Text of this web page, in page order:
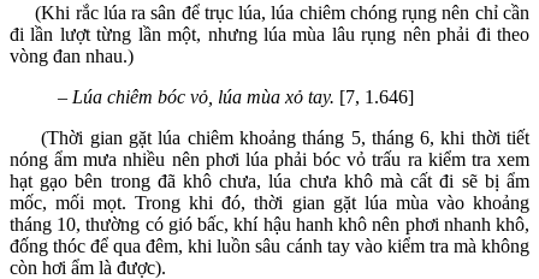
(Khi rắc lúa ra sân để trục lúa, lúa chiêm chóng rụng nên chỉ cần
đi lần lượt từng lần một, nhưng lúa mùa lâu rụng nên phải đi theo
vòng đan nhau.)
– Lúa chiêm bóc vỏ, lúa mùa xỏ tay. [7, 1.646]
(Thời gian gặt lúa chiêm khoảng tháng 5, tháng 6, khi thời tiết
nóng ẩm mưa nhiều nên phơi lúa phải bóc vỏ trấu ra kiểm tra xem
hạt gạo bên trong đã khô chưa, lúa chưa khô mà cất đi sẽ bị ẩm
mốc, mối mọt. Trong khi đó, thời gian gặt lúa mùa vào khoảng
tháng 10, thường có gió bấc, khí hậu hanh khô nên phơi nhanh khô,
đống thóc để qua đêm, khi luồn sâu cánh tay vào kiểm tra mà không
còn hơi ẩm là được).